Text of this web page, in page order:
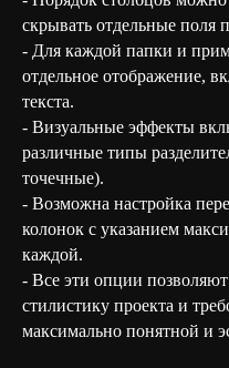
скрывать отдельные поля
- Для каждой папки и
отдельное отображение,
текста.
- Визуальные эффекты
различные типы
точечные).
- Возможна настройка
колонок с указанием
каждой.
- Все эти опции
стилистику проекта и
максимально понятной и